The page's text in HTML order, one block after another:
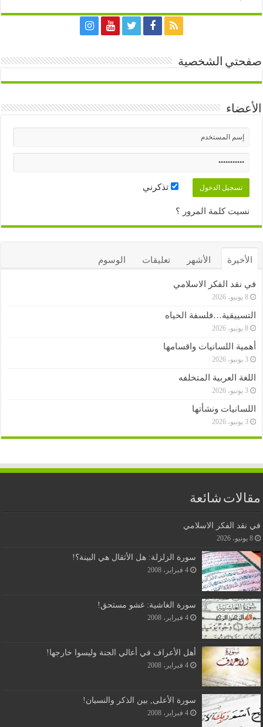
صفحتي الشخصية
الأعضاء
تذكرني
نسيت كلمة المرور ؟
الأخيرة الأشهر تعليقات الوسوم
في نقد الفكر الاسلامي
8 يونيو، 2026
التسييقية…فلسفة الحياه
8 يونيو، 2026
أهمية اللسانيات واقسامها
3 يونيو، 2026
اللغة العربية المتخلفه
3 يونيو، 2026
اللسانيات ونشأتها
3 يونيو، 2026
مقالات شائعة
في نقد الفكر الاسلامي
8 يونيو، 2026
سورة الزلزلة: هل الأثقال هي البينة؟!
4 فبراير، 2008
سورة الغاشية: غشو مستحق!
4 فبراير، 2008
أهل الأعراف في أعالي الجنة وليسوا خارجها!
4 فبراير، 2008
سورة الأعلى, بين الذكر والنسيان!
4 فبراير، 2008